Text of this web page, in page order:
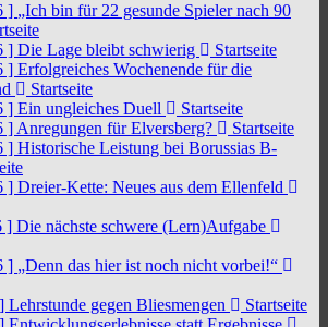
] „Ich bin für 22 gesunde Spieler nach 90
] Die Lage bleibt schwierig
Startseite
] Erfolgreiches Wochenende für die
Startseite
] Ein ungleiches Duell
Startseite
] Anregungen für Elversberg?
Startseite
] Historische Leistung bei Borussias B-
] Dreier-Kette: Neues aus dem Ellenfeld
] Die nächste schwere (Lern)Aufgabe
] „Denn das hier ist noch nicht vorbei!“
Lehrstunde gegen Bliesmengen
Startseite